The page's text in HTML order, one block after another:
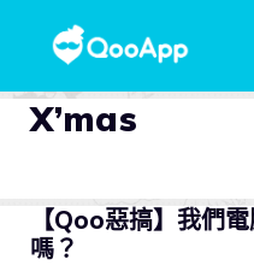
X’mas
【Qoo惡搞】我們
嗎？